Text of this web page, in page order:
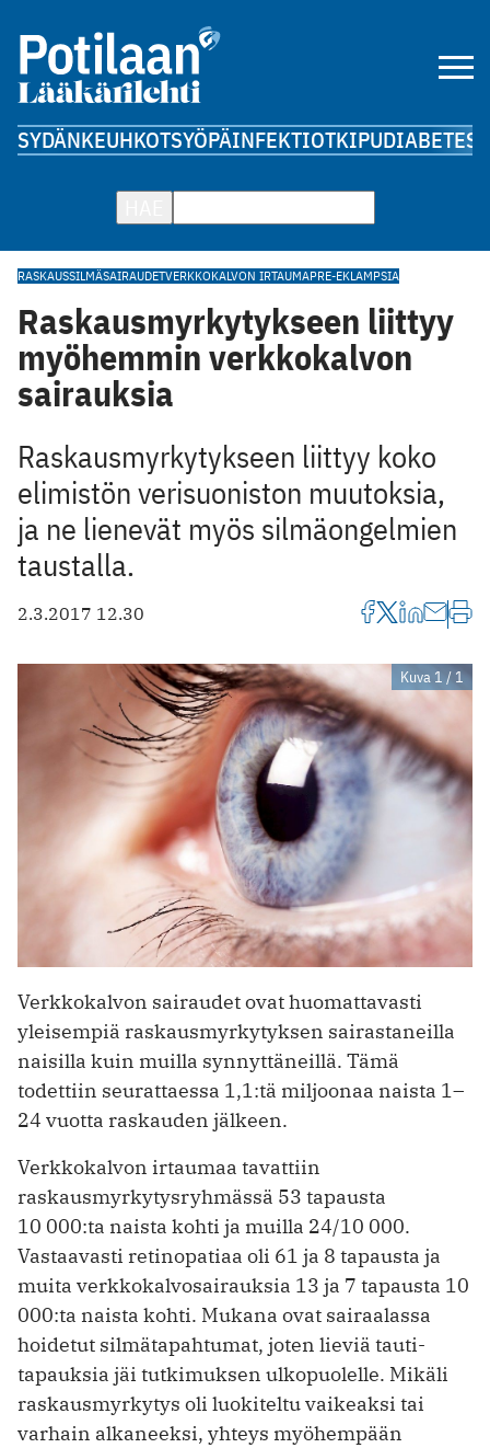
SYDÄNKEUHKOTSYÖPÄINFEKTIOTKIPUDIABETES
RASKAUSSILMÄSAIRAUDETVERKKOKALVON IRTAUMAPRE-EKLAMPSIA
Raskausmyrkytykseen liittyy
myöhemmin verkkokalvon
sairauksia
Raskausmyrkytykseen liittyy koko
elimistön verisuoniston muutoksia,
ja ne lienevät myös silmäongelmien
taustalla.
2.3.2017 12.30
Kuva 1 / 1
Verkkokalvon sairaudet ovat huomattavasti
yleisempiä raskausmyrkytyksen sairastaneilla
naisilla kuin muilla synnyttäneillä. Tämä
todettiin seurattaessa 1,1:tä miljoonaa naista 1–
24 vuotta raskauden jälkeen.
Verkkokalvon irtaumaa tavattiin
raskausmyrkytysryhmässä 53 tapausta
10 000:ta naista kohti ja muilla 24/10 000.
Vastaavasti retinopatiaa oli 61 ja 8 tapausta ja
muita verkkokalvosairauksia 13 ja 7 tapausta 10
000:ta naista kohti. Mukana ovat sairaalassa
hoidetut silmätapahtumat, joten lieviä tauti­
tapauksia jäi tutkimuksen ulkopuolelle. Mikäli
raskausmyrkytys oli luokiteltu vaikeaksi tai
varhain alkaneeksi, yhteys myöhempään